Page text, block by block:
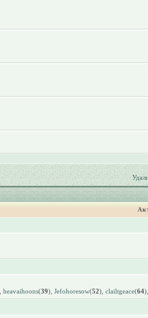
heavaihoons(39), Jefohoresow(52), clailtgeace(64),